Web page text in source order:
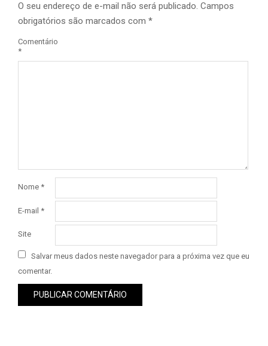
O seu endereço de e-mail não será publicado. Campos
obrigatórios são marcados com *
Comentário
*
Nome *
E-mail *
Site
Salvar meus dados neste navegador para a próxima vez que eu
comentar.